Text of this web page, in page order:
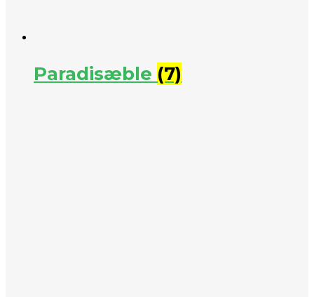
Paradisæble (7)